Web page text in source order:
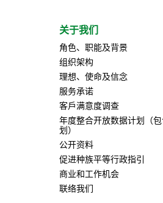
关于我们
角色、职能及背景
组织架构
理想、使命及信念
服务承诺
客戶满意度调查
年度整合开放数据计划（
划）
公开资料
促进种族平等行政指引
商业和工作机会
联络我们